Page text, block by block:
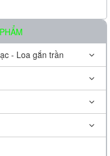
- Loa gắn trần